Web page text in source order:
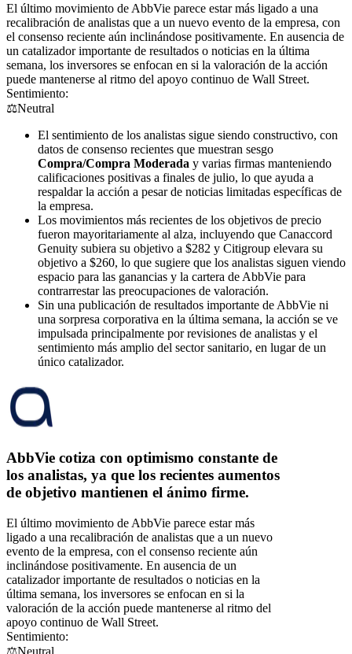
El último movimiento de AbbVie parece estar más ligado a una
recalibración de analistas que a un nuevo evento de la empresa, con
el consenso reciente aún inclinándose positivamente. En ausencia de
un catalizador importante de resultados o noticias en la última
semana, los inversores se enfocan en si la valoración de la acción
puede mantenerse al ritmo del apoyo continuo de Wall Street.
Sentimiento:
⚖️Neutral
El sentimiento de los analistas sigue siendo constructivo, con
datos de consenso recientes que muestran sesgo
Compra/Compra Moderada y varias firmas manteniendo
calificaciones positivas a finales de julio, lo que ayuda a
respaldar la acción a pesar de noticias limitadas específicas de
la empresa.
Los movimientos más recientes de los objetivos de precio
fueron mayoritariamente al alza, incluyendo que Canaccord
Genuity subiera su objetivo a $282 y Citigroup elevara su
objetivo a $260, lo que sugiere que los analistas siguen viendo
espacio para las ganancias y la cartera de AbbVie para
contrarrestar las preocupaciones de valoración.
Sin una publicación de resultados importante de AbbVie ni
una sorpresa corporativa en la última semana, la acción se ve
impulsada principalmente por revisiones de analistas y el
sentimiento más amplio del sector sanitario, en lugar de un
único catalizador.
AbbVie cotiza con optimismo constante de
los analistas, ya que los recientes aumentos
de objetivo mantienen el ánimo firme.
El último movimiento de AbbVie parece estar más
ligado a una recalibración de analistas que a un nuevo
evento de la empresa, con el consenso reciente aún
inclinándose positivamente. En ausencia de un
catalizador importante de resultados o noticias en la
última semana, los inversores se enfocan en si la
valoración de la acción puede mantenerse al ritmo del
apoyo continuo de Wall Street.
Sentimiento: